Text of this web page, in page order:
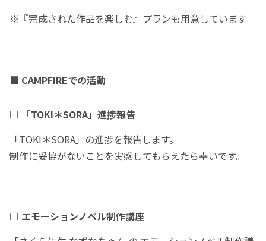
※『完成された作品を楽しむ』プランも用意しています
■ CAMPFIREでの活動
□ 「TOKI＊SORA」進捗報告
「TOKI＊SORA」の進捗を報告します。
制作に妥協がないことを実感してもらえたら幸いです。
□ エモーションノベル制作講座